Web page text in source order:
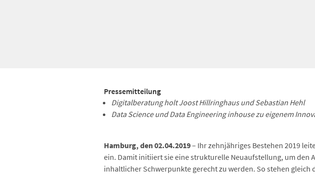
Pressemitteilung
Digitalberatung holt Joost Hillringhaus und Sebastian Hehl
Data Science und Data Engineering inhouse zu eigenem
Hamburg, den 02.04.2019– Ihr zehnjähriges Bestehen 2019
ein. Damit initiiert sie eine strukturelle Neuaufstellung, um den
inhaltlicher Schwerpunkte gerecht zu werden. So stehen